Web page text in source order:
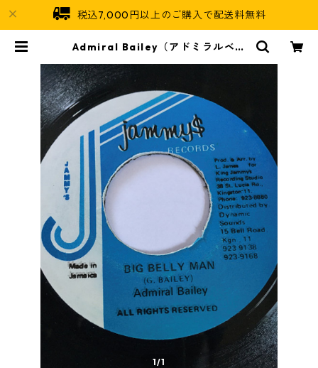
税込7,000円以上のご購入で配送料無料
Admiral Bailey（アドミラルベイ
1/1